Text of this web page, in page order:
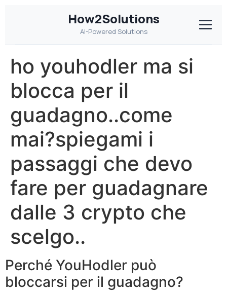
How2Solutions
AI-Powered Solutions
ho youhodler ma si
blocca per il
guadagno..come
mai?spiegami i
passaggi che devo
fare per guadagnare
dalle 3 crypto che
scelgo..
Perché YouHodler può
bloccarsi per il guadagno?